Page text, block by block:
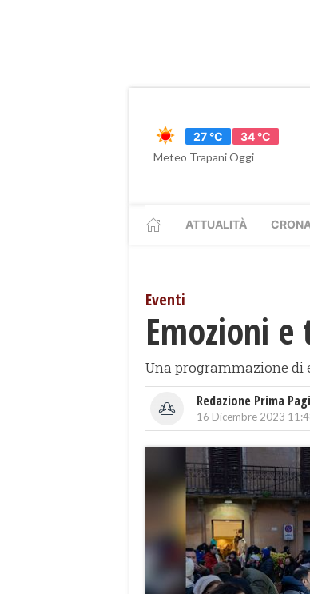
27 °C
34 °C
Meteo Trapani Oggi
ATTUALITÀ
Eventi
Emozioni
Una programmazione di
Redazione Prima
16 Dicembre 2023